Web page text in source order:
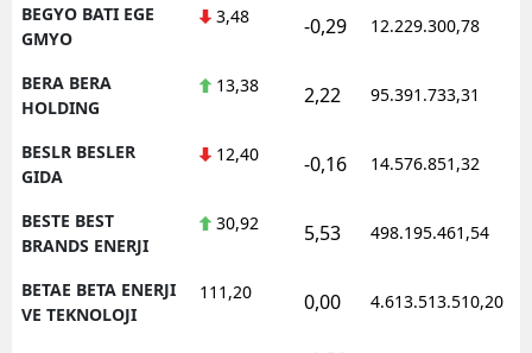
BEGYO BATI EGE
GMYO
3,48 -0,29 12.229.300,78
BERA BERA
HOLDING
13,38 2,22 95.391.733,31
BESLR BESLER
GIDA
12,40 -0,16 14.576.851,32
BESTE BEST
BRANDS ENERJI
30,92 5,53 498.195.461,54
BETAE BETA ENERJI
VE TEKNOLOJI
111,20 0,00 4.613.513.510,20